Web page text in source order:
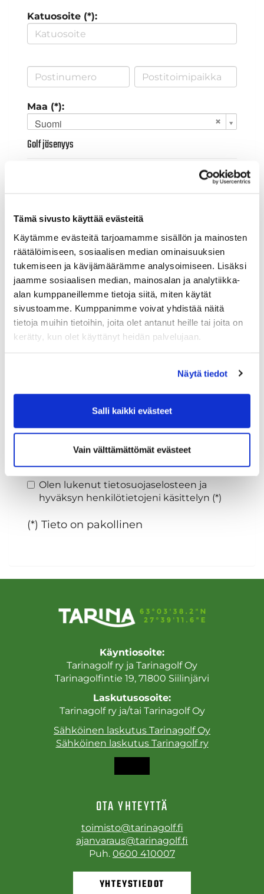
Tämä sivusto käyttää evästeitä
Käytämme evästeitä tarjoamamme sisällön ja mainosten
räätälöimiseen, sosiaalisen median ominaisuuksien
tukemiseen ja kävijämäärämme analysoimiseen. Lisäksi
jaamme sosiaalisen median, mainosalan ja analytiikka-
alan kumppaneillemme tietoja siitä, miten käytät
sivustoamme. Kumppanimme voivat yhdistää näitä
tietoja muihin tietoihin, joita olet antanut heille tai joita on
kerätty, kun olet käyttänyt heidän palvelujaan.
Näytä tiedot
Salli kaikki evästeet
Vain välttämättömät evästeet
Katuosoite (*):
Maa (*):
Suomi
Golf jäsenyys
Lisätiedot
Syntymäaika: (*)
Rekisteröidy
Haluan tilata Tarina Golf uutiskirjeen
Olen lukenut tietosuojaselosteen ja
hyväksyn henkilötietojeni käsittelyn (*)
(*) Tieto on pakollinen
Käyntiosoite:
Tarinagolf ry ja Tarinagolf Oy
Tarinagolfintie 19, 71800 Siilinjärvi
Laskutusosoite:
Tarinagolf ry ja/tai Tarinagolf Oy
Sähköinen laskutus Tarinagolf Oy
Sähköinen laskutus Tarinagolf ry
OTA YHTEYTTÄ
toimisto@tarinagolf.fi
ajanvaraus@tarinagolf.fi
Puh. 0600 410007
YHTEYSTIEDOT